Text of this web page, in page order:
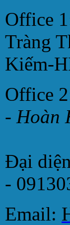
Office
Tràng
Kiếm-
Office
- Hoàn
Đại
-
Email: